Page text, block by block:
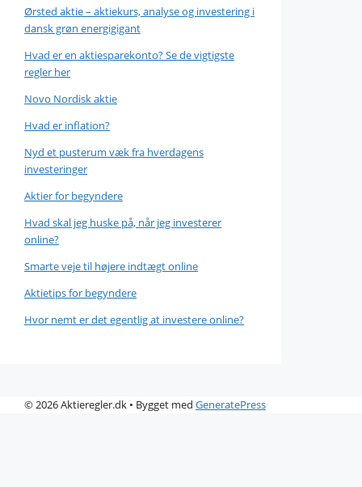
Ørsted aktie – aktiekurs, analyse og investering i
dansk grøn energigigant
Hvad er en aktiesparekonto? Se de vigtigste
regler her
Novo Nordisk aktie
Hvad er inflation?
Nyd et pusterum væk fra hverdagens
investeringer
Aktier for begyndere
Hvad skal jeg huske på, når jeg investerer
online?
Smarte veje til højere indtægt online
Aktietips for begyndere
Hvor nemt er det egentlig at investere online?
© 2026 Aktieregler.dk • Bygget med GeneratePress